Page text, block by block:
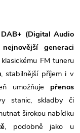
DAB+ (Digital Audio
nejnovější generaci
FM tuneru
, stabilnější příjem i v
umožňuje
přenos
stanic, skladby či
širokou nabídku
, podobně jako u